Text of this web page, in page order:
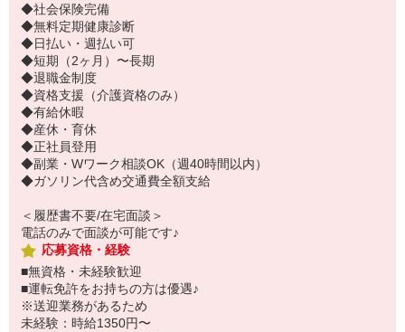
◆社会保険完備
◆無料定期健康診断
◆日払い・週払い可
◆短期（2ヶ月）〜長期
◆退職金制度
◆資格支援（介護資格のみ）
◆有給休暇
◆産休・育休
◆正社員登用
◆副業・Wワーク相談OK（週40時間以内）
◆ガソリン代含め交通費全額支給
＜履歴書不要/在宅面談＞
電話のみで面談が可能です♪
応募資格・経験
■無資格・未経験歓迎
■運転免許をお持ちの方は優遇♪
※送迎業務があるため
未経験：時給1350円〜